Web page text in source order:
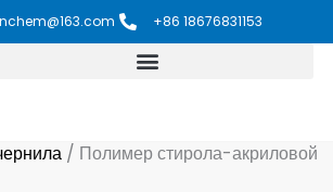
+86 18676831153
/ Полимер стирола-акриловой